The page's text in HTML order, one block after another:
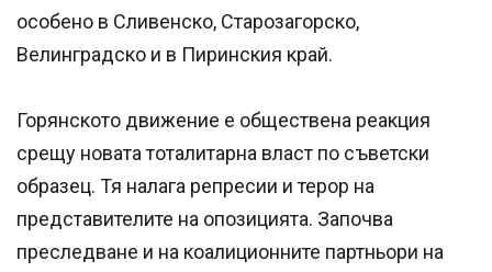
особено в Сливенско, Старозагорско,
Велинградско и в Пиринския край.
Горянското движение е обществена реакция
срещу новата тоталитарна власт по съветски
образец. Тя налага репресии и терор на
представителите на опозицията. Започва
преследване и на коалиционните партньори на